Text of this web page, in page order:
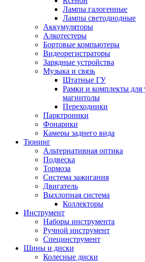
Лампы галогенные
Лампы светодиодные
Аккумуляторы
Алкотестеры
Бортовые компьютеры
Видеорегистраторы
Зарядные устройства
Музыка и связь
Штатные ГУ
Рамки и комплекты для
магнитолы
Переходники
Парктроники
Фонарики
Камеры заднего вида
Тюнинг
Альтернативная оптика
Подвеска
Тормоза
Система зажигания
Двигатель
Выхлопная система
Коллекторы
Инструмент
Наборы инструмента
Ручной инструмент
Специнструмент
Шины и диски
Колесные диски